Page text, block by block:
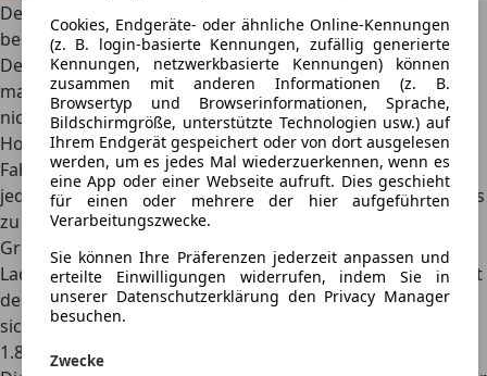
Cookies, Endgeräte- oder ähnliche Online-Kennungen
(z. B. login-basierte Kennungen, zufällig generierte
Kennungen, netzwerkbasierte Kennungen) können
zusammen mit anderen Informationen (z. B.
Browsertyp und Browserinformationen, Sprache,
Bildschirmgröße, unterstützte Technologien usw.) auf
Ihrem Endgerät gespeichert oder von dort ausgelesen
werden, um es jedes Mal wiederzuerkennen, wenn es
eine App oder einer Webseite aufruft. Dies geschieht
für einen oder mehrere der hier aufgeführten
Verarbeitungszwecke.
Sie können Ihre Präferenzen jederzeit anpassen und
erteilte Einwilligungen widerrufen, indem Sie in
unserer Datenschutzerklärung den Privacy Manager
besuchen.
Zwecke
Der Hochdachkombi Dacia Jogger überzeugt mit einem
besonders geringen Preis pro Liter Ladevolumen.
Der Markt der Hochdach-Kombis ist überschaubar. Die
mangelnde Lifestyle-Attitüde dieser Fahrzeugklasse hilft
nicht beim Erobern von Marktanteilen. Dabei sind
Hochdach-Kombis die wahren Lademeister ihrer
Fahrzeugklassen und bieten mehr Laderaum je Euro als
jeder Kombi. Der Dacia Dokker konnte zum Beispiel mit bis
zu 2.230 Litern (dachhohe Beladung) und einem
Grundpreis von ehemals rund 13.000 € mit 5 Euro je Liter
Ladevolumen überzeugen. Der Nachfolger des Dokkers ist
der
Dacia Jogger. Bei den Herstellerangaben beschränkt
sich dessen Volumen allerdings auf „nur noch“ 607 bis
1.819 Litern.